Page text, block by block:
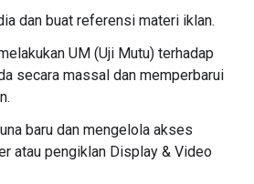
dan buat referensi materi iklan.
UM (Uji Mutu) terhadap
secara massal dan memperbarui
baru dan mengelola akses
atau pengiklan Display & Video